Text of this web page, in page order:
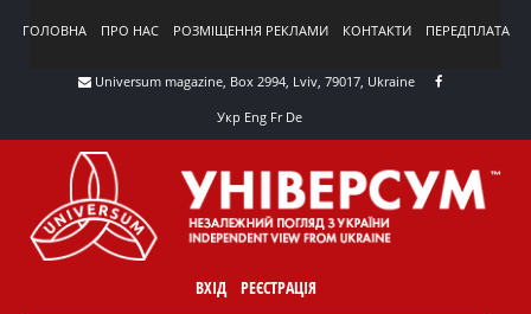
ГОЛОВНА ПРО НАС РОЗМІЩЕННЯ РЕКЛАМИ КОНТАКТИ ПЕРЕДПЛАТА
Universum magazine, Box 2994, Lviv, 79017, Ukraine
Укр Eng Fr De
ВХІД РЕЄСТРАЦІЯ